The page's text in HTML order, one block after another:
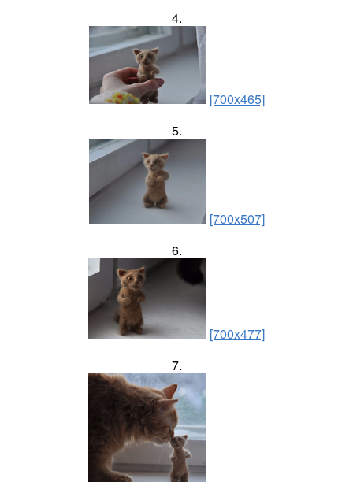
4.
[700x465]
5.
[700x507]
6.
[700x477]
7.